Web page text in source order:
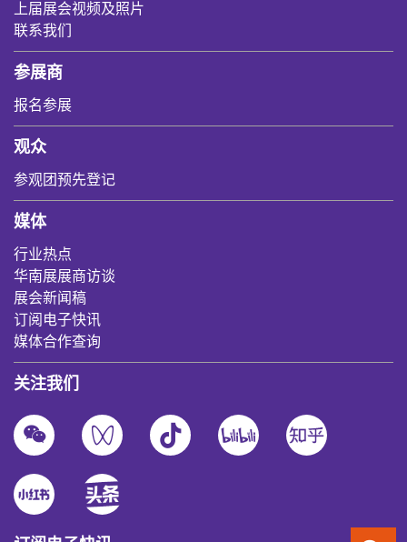
上届展会视频及照片
联系我们
参展商
报名参展
观众
参观团预先登记
媒体
行业热点
华南展展商访谈
展会新闻稿
订阅电子快讯
媒体合作查询
关注我们